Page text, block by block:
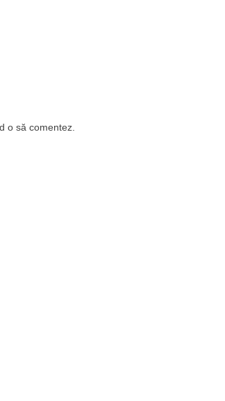
o să comentez.